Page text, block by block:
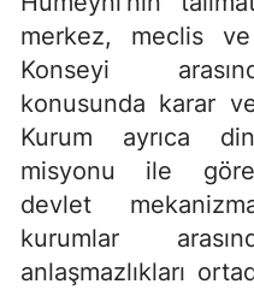
merkez, meclis
Konseyi
konusunda karar
Kurum ayrıca
misyonu ile
devlet
kurumlar
anlaşmazlıkları